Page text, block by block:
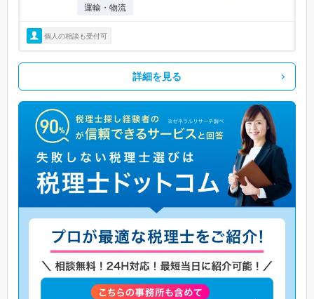
運輸・物流
個人の相談も受付可
詳細を見る